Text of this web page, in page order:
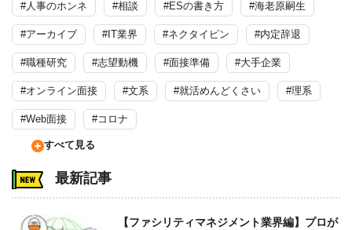
#人事のホンネ #相談 #ESの書き方 #海老原嗣生
#アーカイブ #IT業界 #ネクタイピン #内定辞退
#職種研究 #志望動機 #面接準備 #大手企業
#オンライン面接 #文系 #就活めんどくさい #理系
#Web面接 #コロナ
すべて見る
最新記事
【ファシリティマネジメント業界編】プロが